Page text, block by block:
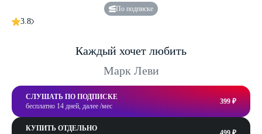
По подписке
3.8
Каждый хочет любить
Марк Леви
СЛУШАТЬ ПО ПОДПИСКЕ
бесплатно 14 дней, далее /мес
399 ₽
КУПИТЬ ОТДЕЛЬНО